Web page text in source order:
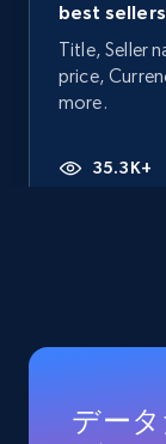
best
Title, Seller
price,
more.
35.3K+
Title, Seller
more.
デー